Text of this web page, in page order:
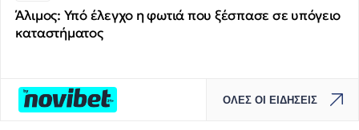
Άλιμος: Υπό έλεγχο η φωτιά που ξέσπασε σε υπόγειο
καταστήματος
ΟΛΕΣ ΟΙ ΕΙΔΗΣΕΙΣ